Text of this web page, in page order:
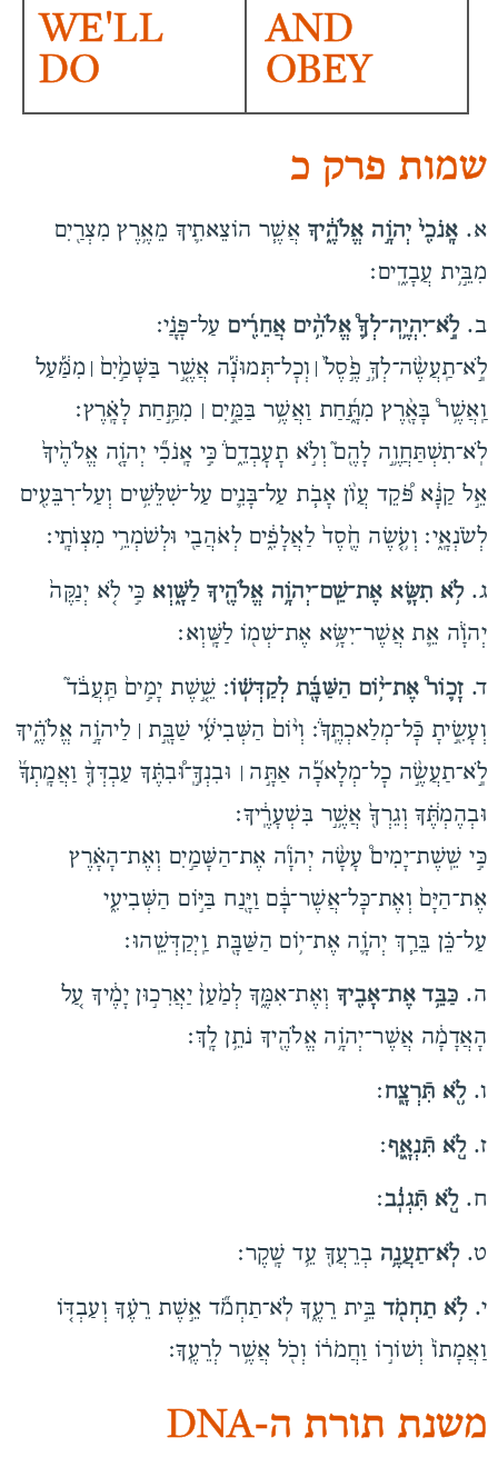
WE'LL
DO
AND
OBEY
שמות פרק כ
א. אָֽנֹכִ֖י֙ יְהֹוָ֣ה אֱלֹהֶ֑֔יךָ אֲשֶׁ֧ר הוֹצֵאתִ֛יךָ מֵאֶ֥רֶץ מִצְרַ֖יִם
מִבֵּ֣֥ית עֲבָדִ֑͏ֽים׃
ב.לֹֽ֣א־יִהְיֶ֥͏ֽה־לְךָ֛֩ אֱלֹהִ֥֨ים אֲחֵרִ֖֜יםעַל־פָּנָֽ͏ַ֗י׃
לֹֽ֣א־תַֽעֲשֶׂ֨ה־לְךָ֥֣ פֶ֣֙סֶל֙ ׀ וְכׇל־תְּמוּנָ֔֡ה אֲשֶׁ֤֣ר בַּשָּׁמַ֣֙יִם֙ ׀ מִמַּ֔֡עַל
וַֽאֲשֶׁ֥ר֩ בָּאָ֖֨רֶץ מִתָּ֑͏ַ֜חַת וַאֲשֶׁ֥ר בַּמַּ֖֣יִם ׀ מִתַּ֥֣חַת לָאָֽ֗רֶץ׃
לֹֽא־תִשְׁתַּחֲוֶ֥֣ה לָהֶ֖ם֮ וְלֹ֣א תׇעׇבְדֵ֑ם֒ כִּ֣י אָֽנֹכִ֞י יְהֹוָ֤ה אֱלֹהֶ֙יךָ֙
אֵ֣ל קַנָּ֔א פֹּ֠קֵד עֲוֺ֨ן אָבֹ֧ת עַל־בָּנִ֛ים עַל־שִׁלֵּשִׁ֥ים וְעַל־רִבֵּעִ֖ים
לְשֹׂנְאָֽ֑י׃ וְעֹ֥֤שֶׂה חֶ֖֙סֶד֙ לַאֲלָפִ֑֔ים לְאֹהֲבַ֖י וּלְשֹׁמְרֵ֥י מִצְוֺתָֽי׃
ג.לֹ֥א תִשָּׂ֛א אֶת־שֵֽׁם־יְהֹוָ֥ה אֱלֹהֶ֖יךָ לַשָּׁ֑וְאכִּ֣י לֹ֤א יְנַקֶּה֙
יְהֹוָ֔ה אֵ֛ת אֲשֶׁר־יִשָּׂ֥א אֶת־שְׁמ֖וֹ לַשָּֽׁוְא׃
ד. זָכ֛וֹר֩ אֶת־י֥֨וֹם הַשַּׁבָּ֖֜ת לְקַדְּשֽׁ֗וֹ׃ שֵׁ֤֣שֶׁת יָמִ֣ים֙ תַּֽעֲבֹ֔ד֮
וְעָשִׂ֖֣יתָ כׇּֿל־מְלַאכְתֶּֽךָ֒׃ וְי֨וֹם֙ הַשְּׁבִיעִ֔֜י שַׁבָּ֖֣ת ׀ לַיהֹוָ֣ה אֱלֹהֶ֑֗יךָ
לֹֽ֣א־תַעֲשֶׂ֣֨ה כׇל־מְלָאכָ֜֡ה אַתָּ֣ה ׀ וּבִנְךָ֣͏ֽ־וּ֠בִתֶּ֗ךָ עַבְדְּךָ֤֨ וַאֲמָֽתְךָ֜֙
וּבְהֶמְתֶּ֔֗ךָ וְגֵרְךָ֖֙ אֲשֶׁ֥֣ר בִּשְׁעָרֶֽ֔יךָ׃
כִּ֣י שֵֽׁשֶׁת־יָמִים֩ עָשָׂ֨ה יְהֹוָ֜ה אֶת־הַשָּׁמַ֣יִם וְאֶת־הָאָ֗רֶץ
אֶת־הַיָּם֙ וְאֶת־כׇּל־אֲשֶׁר־בָּ֔ם וַיָּ֖נַח בַּיּ֣וֹם הַשְּׁבִיעִ֑י
עַל־כֵּ֗ן בֵּרַ֧ךְ יְהֹוָ֛ה אֶת־י֥וֹם הַשַּׁבָּ֖ת וַֽיְקַדְּשֵֽׁהוּ׃
ה. כַּבֵּ֥ד אֶת־אָבִ֖יךָוְאֶת־אִמֶּ֑ךָ לְמַ֙עַן֙ יַאֲרִכ֣וּן יָמֶ֔יךָ עַ֚ל
הָאֲדָמָ֔ה אֲשֶׁר־יְהֹוָ֥ה אֱלֹהֶ֖יךָ נֹתֵ֥ן לָֽךְ׃
ו.לֹ֥֖א תִּֿרְצָ֖͏ֽח׃
ז.לֹ֣֖א תִּֿנְאָ֑͏ֽף׃
ח.לֹ֣֖א תִּֿגְנֹֽ֔ב׃
ט.לֹֽא־תַעֲנֶ֥ה בְרֵעֲךָ֖ עֵ֥ד שָֽׁקֶר׃
י.לֹ֥א תַחְמֹ֖ד בֵּ֣ית רֵעֶ֑ךָ לֹֽא־תַחְמֹ֞ד אֵ֣שֶׁת רֵעֶ֗ךָ וְעַבְדּ֤וֹ
וַאֲמָתוֹ֙ וְשׁוֹר֣וֹ וַחֲמֹר֔וֹ וְכֹ֖ל אֲשֶׁ֥ר לְרֵעֶֽךָ׃
משנת תורת ה-DNA